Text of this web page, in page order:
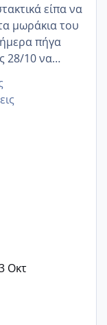
είπα να
μωράκια του
28/10 να
είναι
Μάιο ;;
Οκτ